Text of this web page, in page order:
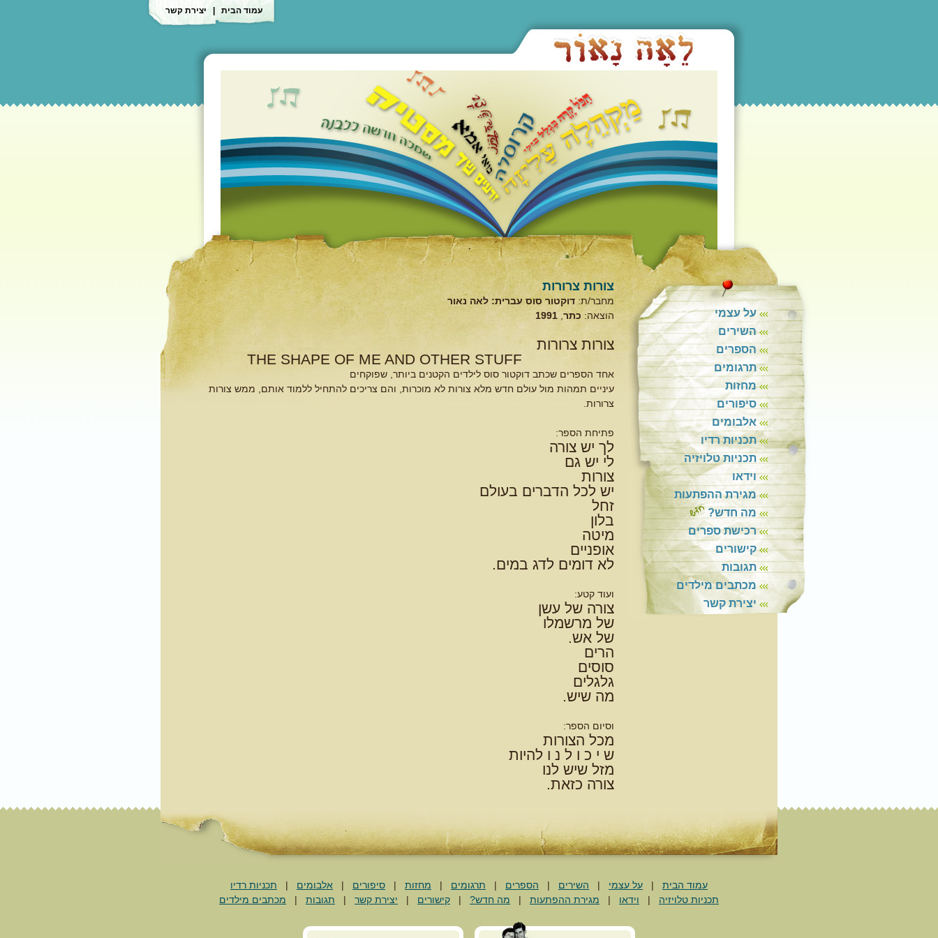
עמוד הבית יצירת קשר
על עצמי
השירים
הספרים
תרגומים
מחזות
סיפורים
אלבומים
תכניות רדיו
תכניות טלויזיה
וידאו
מגירת ההפתעות
מה חדש?
רכישת ספרים
קישורים
תגובות
מכתבים מילדים
יצירת קשר
צורות צרורות
מחבר/ת: דוקטור סוס עברית: לאה נאור
הוצאה: כתר,
1991
צורות צרורות
THE SHAPE OF ME AND OTHER STUFF
אחד הספרים שכתב דוקטור סוס לילדים הקטנים ביותר, שפוקחים
עיניים תמהות מול עולם חדש מלא צורות לא מוכרות, והם צריכים להתחיל ללמוד אותם, ממש צורות
צרורות.
פתיחת הספר:
לך יש צורה
לי יש גם
צורות
יש לכל הדברים בעולם
זחל
בלון
מיטה
אופניים
לא דומים לדג במים.
ועוד קטע:
צורה של עשן
של מרשמלו
של אש.
הרים
סוסים
גלגלים
מה שיש.
וסיום הספר:
מכל הצורות
ש י כ ו ל נ ו להיות
מזל שיש לנו
צורה כזאת.
עמוד הבית | על עצמי | השירים | הספרים | תרגומים | מחזות | סיפורים | אלבומים | תכניות רדיו
תכניות טלויזיה | וידאו | מגירת ההפתעות | מה חדש? | קישורים | יצירת קשר | תגובות | מכתבים מילדים